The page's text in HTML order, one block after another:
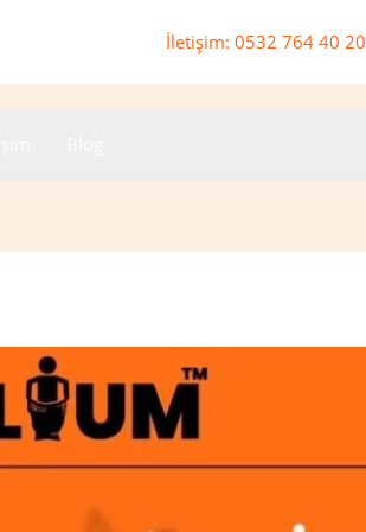
İletişim: 0532 764 40 20